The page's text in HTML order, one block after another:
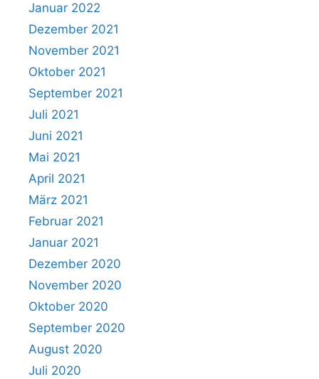
Januar 2022
Dezember 2021
November 2021
Oktober 2021
September 2021
Juli 2021
Juni 2021
Mai 2021
April 2021
März 2021
Februar 2021
Januar 2021
Dezember 2020
November 2020
Oktober 2020
September 2020
August 2020
Juli 2020